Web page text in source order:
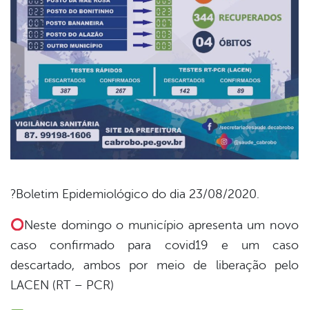
?Boletim Epidemiológico do dia 23/08/2020.
Neste domingo o município apresenta um novo
caso confirmado para covid19 e um caso
descartado, ambos por meio de liberação pelo
LACEN (RT – PCR)